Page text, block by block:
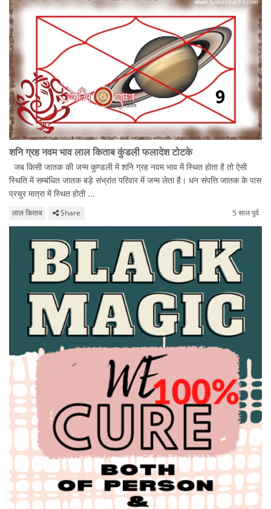
शनि ग्रह नवम भाव लाल किताब कुंडली फलादेश टोटके
जब किसी जातक की जन्म कुण्डली में शनि ग्रह नवम भाव में स्थित होता है तो ऐसी
स्थिति में सम्बंधित जातक बड़े संभ्रांत परिवार में जन्म लेता है। धन संपत्ति जातक के पास
प्रचुर मात्रा में स्थित होती ...
लाल किताब Share 5 साल पूर्व